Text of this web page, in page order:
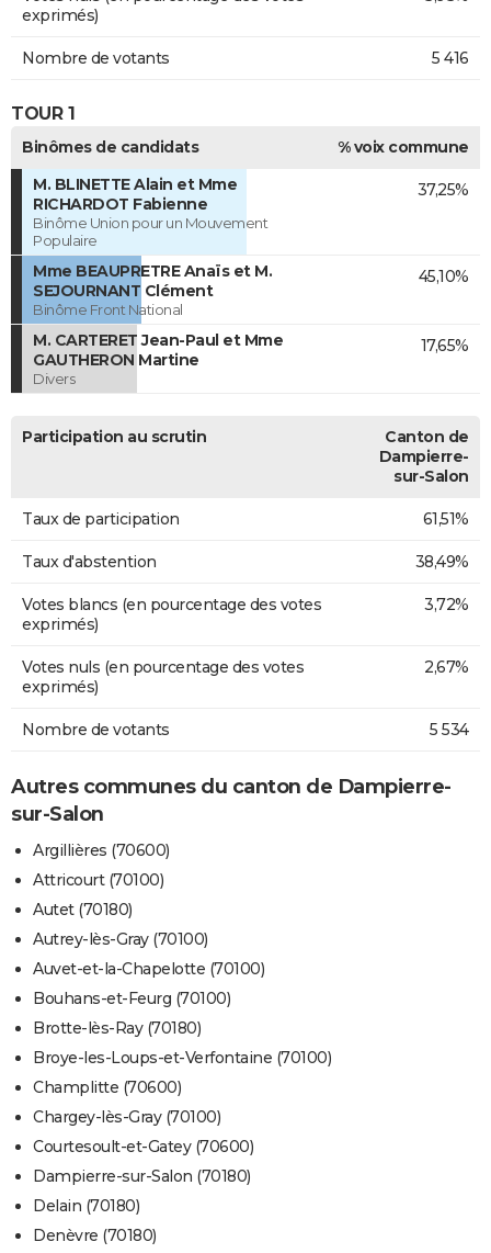
exprimés)
Nombre de votants 5 416
TOUR 1
Binômes de candidats
% voix commune
M. BLINETTE Alain et Mme
RICHARDOT Fabienne
Binôme Union pour un Mouvement
Populaire
37,25%
Mme BEAUPRETRE Anaïs et M.
SEJOURNANT Clément
Binôme Front National
45,10%
M. CARTERET Jean-Paul et Mme
GAUTHERON Martine
Divers
17,65%
Participation au scrutin
Canton de
Dampierre-
sur-Salon
Taux de participation 61,51%
Taux d'abstention 38,49%
Votes blancs (en pourcentage des votes
exprimés)
3,72%
Votes nuls (en pourcentage des votes
exprimés)
2,67%
Nombre de votants 5 534
Autres communes du canton de Dampierre-
sur-Salon
Argillières (70600)
Attricourt (70100)
Autet (70180)
Autrey-lès-Gray (70100)
Auvet-et-la-Chapelotte (70100)
Bouhans-et-Feurg (70100)
Brotte-lès-Ray (70180)
Broye-les-Loups-et-Verfontaine (70100)
Champlitte (70600)
Chargey-lès-Gray (70100)
Courtesoult-et-Gatey (70600)
Dampierre-sur-Salon (70180)
Delain (70180)
Denèvre (70180)